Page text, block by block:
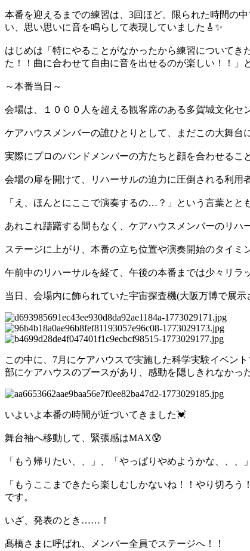
本番を迎えるまでの練習は、3回ほど。限られた時間の
い、思い思いに音を鳴らして表現していました🎸✨
はじめは「特にやることがなかったから練習について
た！！曲に合わせて自由に音を出せるのが楽しい！！」
～本番当日～
会場は、１０００人を超える観客席のある多賀城文化セ
ケアハウスメンバーの誰ひとりとして、まだこの大舞台
実際にプロのバンドメンバーの方たちと顔を合わせるこ
会場の扉を開けて、リハーサルの迫力に圧倒される利用
「え、ほんとにここで演奏するの…？」という言葉とと
あれこれ躊躇する間もなく、ケアハウスメンバーのリハ
ステージに上がり、本番の立ち位置や演奏開始のタイミ
午前中のリハーサルを経て、午後の本番までは少々リラ
当日、会場内に飾られていた宇宙探査機(大阪万博で展
この中に、7月にケアハウスで実施した科学実験イベン
部にケアハウスのブースがあり、感動を隠しきれなかっ
いよいよ本番の時間が近づいてきました💓
舞台袖へ移動して、緊張感はMAX😰
「もう帰りたい、、」、「やっぱりやめようかな、、
「もうここまできたら楽しむしかないね！！やり切ろ
です。
いざ、発表のとき……！
髙橋さまに呼ばれ、メンバー全員でステージへ！！